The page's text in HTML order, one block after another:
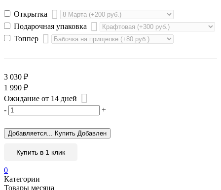
Открытка
Подарочная упаковка
Топпер
3 030 ₽
1 990 ₽
Ожидание от 14 дней
-
+
Добавляется... Купить Добавлен
Купить в 1 клик
0
Категории
Товары месяца